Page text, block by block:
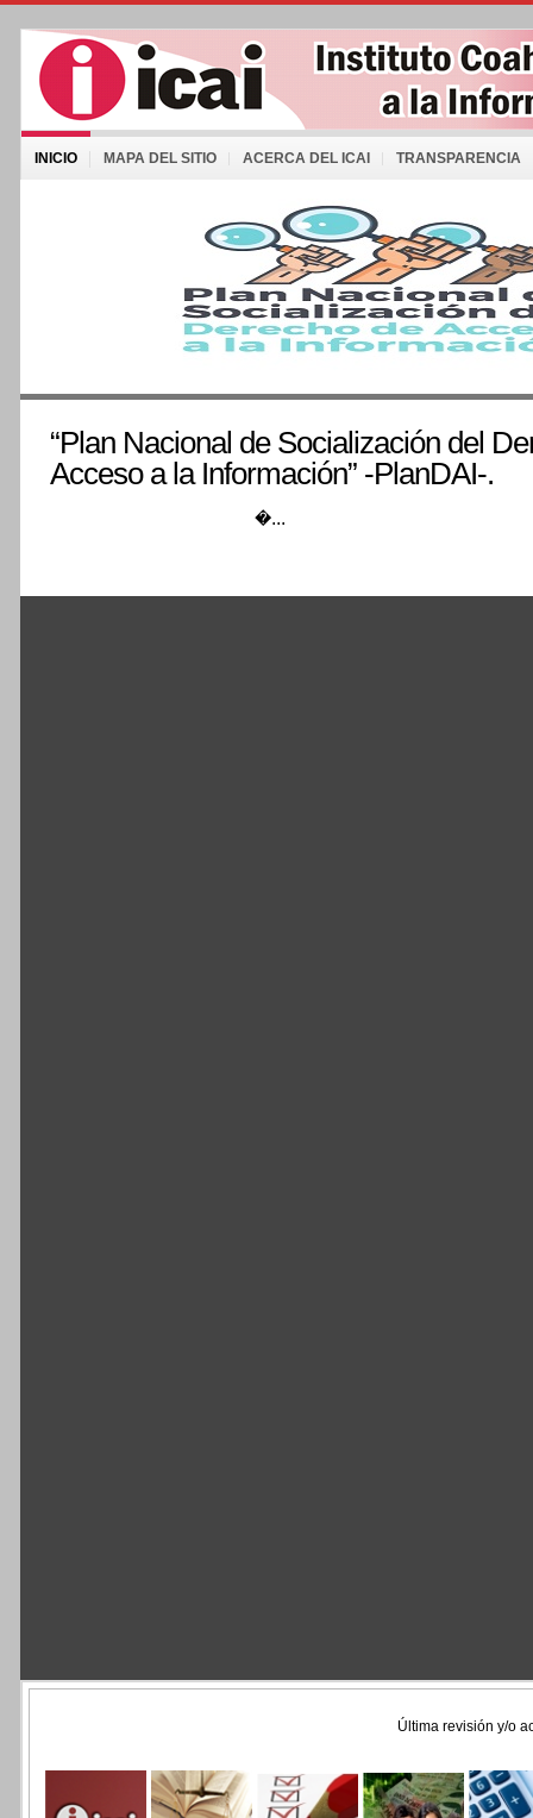
INICIO MAPA DEL SITIO ACERCA DEL ICAI TRANSPARENCIA
“Plan Nacional de Socialización del
Acceso a la Información” -PlanDAI-.
�...
Última revisión y/o